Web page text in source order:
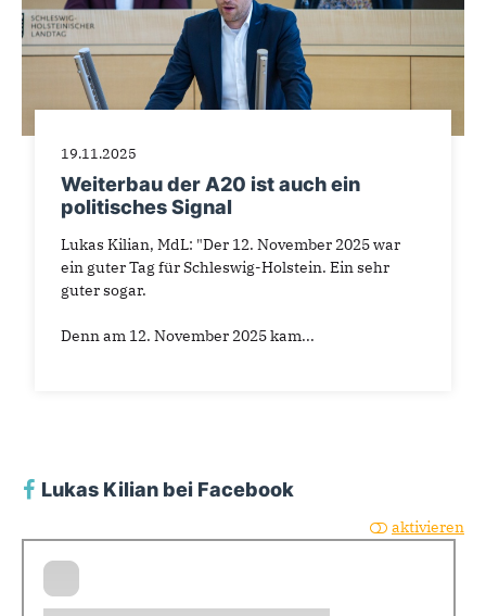
19.11.2025
Weiterbau der A20 ist auch ein
politisches Signal
Lukas Kilian, MdL: "Der 12. November 2025 war
ein guter Tag für Schleswig-Holstein. Ein sehr
guter sogar.
Denn am 12. November 2025 kam...
Lukas Kilian bei Facebook
aktivieren